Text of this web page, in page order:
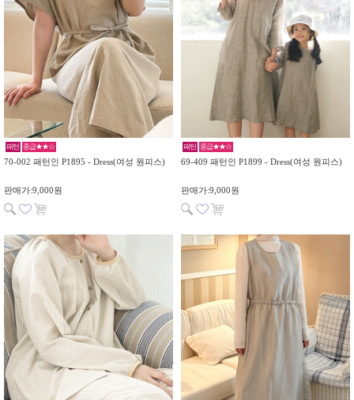
패턴 중급★★☆
70-002 패턴인 P1895 - Dress(여성 원피스)
판매가:9,000원
패턴 중급★★☆
69-409 패턴인 P1899 - Dress(여성 원피스)
판매가:9,000원